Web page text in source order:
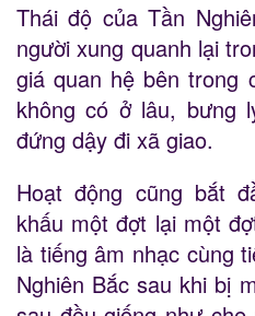
Thái độ của Tần
người xung quanh lại
giá quan hệ bên trong
không có ở lâu, bưng
đứng dậy đi xã giao.
Hoạt động cũng bắt
khấu một đợt lại một
là tiếng âm nhạc cùng
Nghiên Bắc sau khi bị